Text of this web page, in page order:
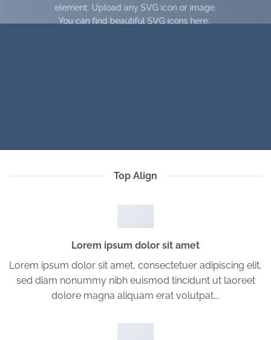
element. Upload any SVG icon or image.
You can find beautiful SVG icons here:
Top Align
Lorem ipsum dolor sit amet
Lorem ipsum dolor sit amet, consectetuer adipiscing elit,
sed diam nonummy nibh euismod tincidunt ut laoreet
dolore magna aliquam erat volutpat….